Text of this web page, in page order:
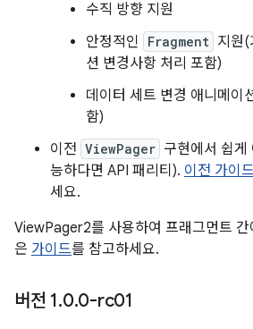
수직 방향 지원
안정적인
Fragment 지원(
션 변경사항 처리 포함)
데이터 세트 변경 애니메이
함)
이전 ViewPager 구현에서 쉽
능하다면 API 패리티). 이전 가이드
세요.
ViewPager2를 사용하여 프래그먼트 간
은 가이드를 참고하세요.
버전 1.0.0-rc01